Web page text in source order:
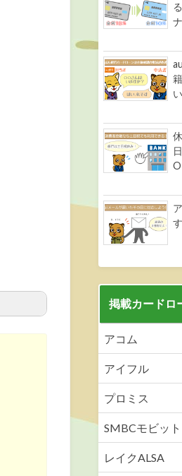
掲載カードロ
アコム
アイフル
プロミス
SMBCモビット
レイクALSA